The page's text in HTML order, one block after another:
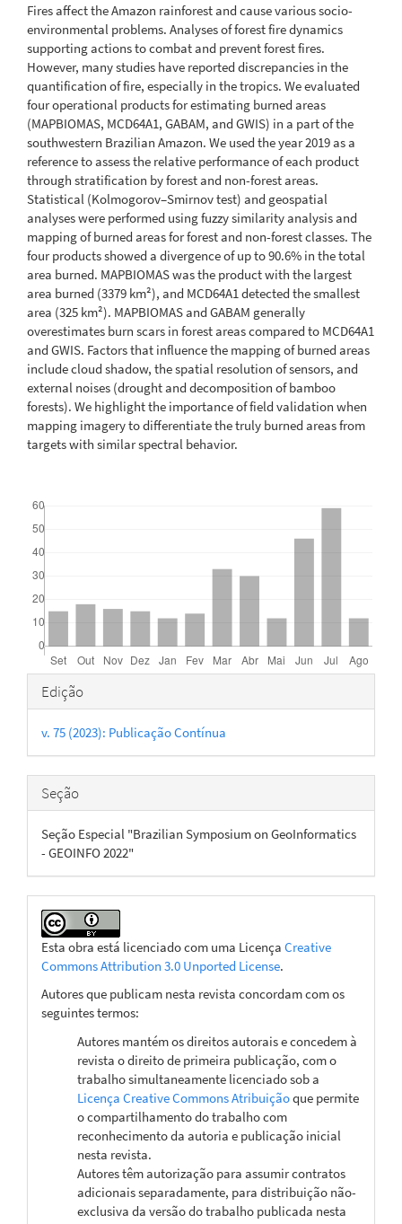
Fires affect the Amazon rainforest and cause various socio-
environmental problems. Analyses of forest fire dynamics
supporting actions to combat and prevent forest fires.
However, many studies have reported discrepancies in the
quantification of fire, especially in the tropics. We evaluated
four operational products for estimating burned areas
(MAPBIOMAS, MCD64A1, GABAM, and GWIS) in a part of the
southwestern Brazilian Amazon. We used the year 2019 as a
reference to assess the relative performance of each product
through stratification by forest and non-forest areas.
Statistical (Kolmogorov–Smirnov test) and geospatial
analyses were performed using fuzzy similarity analysis and
mapping of burned areas for forest and non-forest classes. The
four products showed a divergence of up to 90.6% in the total
area burned. MAPBIOMAS was the product with the largest
area burned (3379 km²), and MCD64A1 detected the smallest
area (325 km²). MAPBIOMAS and GABAM generally
overestimates burn scars in forest areas compared to MCD64A1
and GWIS. Factors that influence the mapping of burned areas
include cloud shadow, the spatial resolution of sensors, and
external noises (drought and decomposition of bamboo
forests). We highlight the importance of field validation when
mapping imagery to differentiate the truly burned areas from
targets with similar spectral behavior.
Detalhes
do
artigo
Edição
v. 75 (2023): Publicação Contínua
Seção
Seção Especial "Brazilian Symposium on GeoInformatics
- GEOINFO 2022"
Esta obra está licenciado com uma Licença Creative
Commons Attribution 3.0 Unported License.
Autores que publicam nesta revista concordam com os
seguintes termos:
Autores mantém os direitos autorais e concedem à
revista o direito de primeira publicação, com o
trabalho simultaneamente licenciado sob a
Licença Creative Commons Atribuiçãoque permite
o compartilhamento do trabalho com
reconhecimento da autoria e publicação inicial
nesta revista.
Autores têm autorização para assumir contratos
adicionais separadamente, para distribuição não-
exclusiva da versão do trabalho publicada nesta